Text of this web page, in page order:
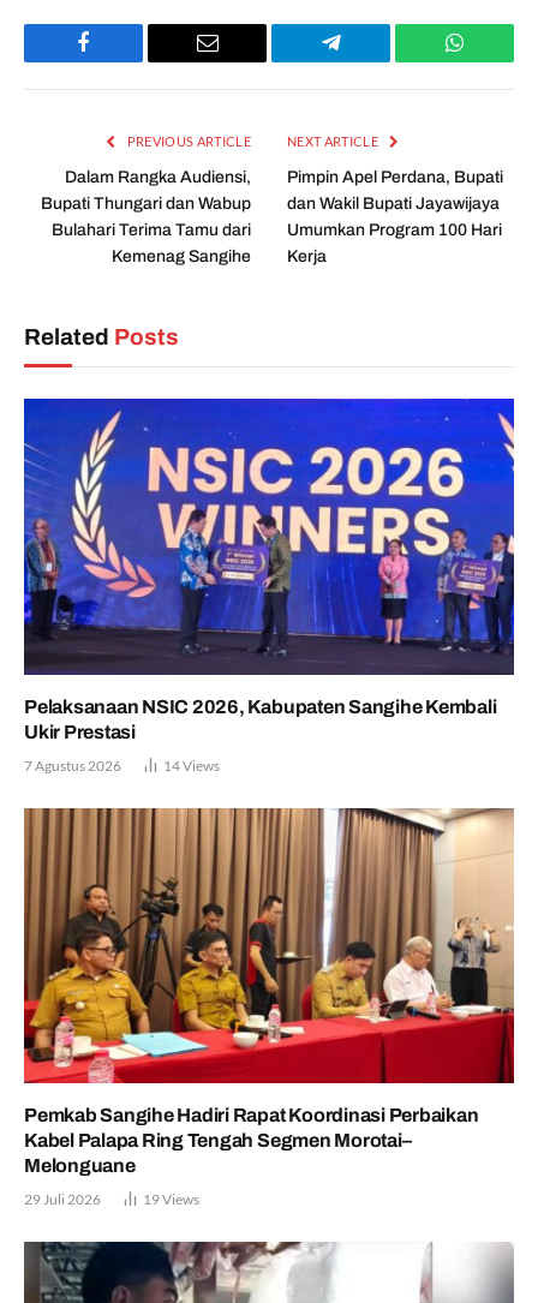
Facebook Email Telegram
PREVIOUS ARTICLE
Dalam Rangka Audiensi,
Bupati Thungari dan Wabup
Bulahari Terima Tamu dari
Kemenag Sangihe
NEXT ARTICLE
Pimpin Apel Perdana, Bupati
dan Wakil Bupati Jayawijaya
Umumkan Program 100 Hari
Kerja
Related Posts
Pelaksanaan NSIC 2026, Kabupaten Sangihe Kembali
Ukir Prestasi
7 Agustus 2026 14Views
Pemkab Sangihe Hadiri Rapat Koordinasi Perbaikan
Kabel Palapa Ring Tengah Segmen Morotai–
Melonguane
29 Juli 2026 19Views